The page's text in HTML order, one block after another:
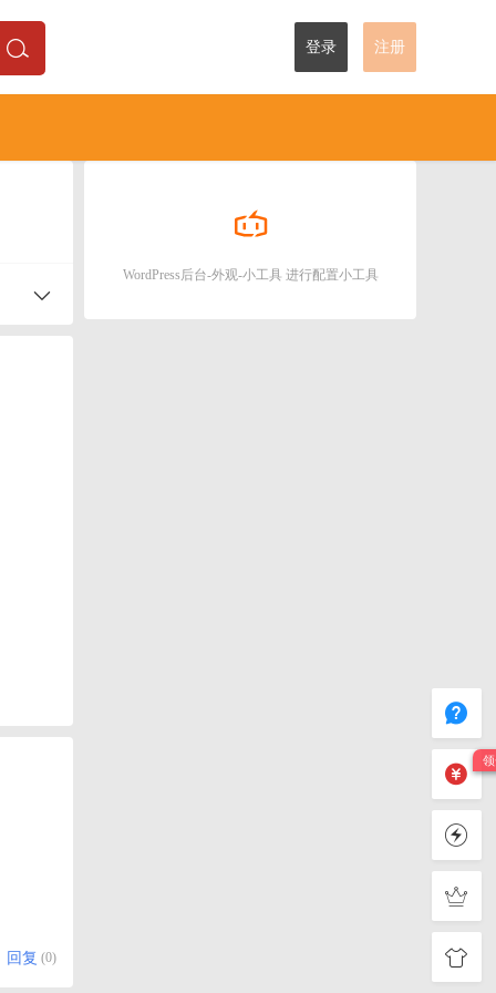
登录 注册
回复 (0)
WordPress后台-外观-小工具 进行配置小工具